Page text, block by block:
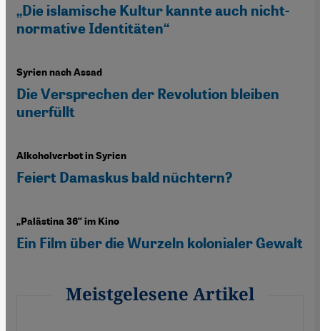
„Die islamische Kultur kannte auch nicht-
normative Identitäten“
Syrien nach Assad
Die Versprechen der Revolution bleiben
unerfüllt
Alkoholverbot in Syrien
Feiert Damaskus bald nüchtern?
„Palästina 36“ im Kino
Ein Film über die Wurzeln kolonialer Gewalt
Meistgelesene Artikel